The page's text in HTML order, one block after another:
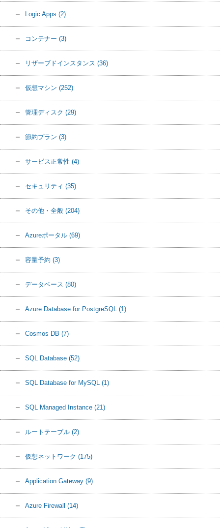
Logic Apps (2)
コンテナー (3)
リザーブドインスタンス (36)
仮想マシン (252)
管理ディスク (29)
節約プラン (3)
サービス正常性 (4)
セキュリティ (35)
その他・全般 (204)
Azureポータル (69)
容量予約 (3)
データベース (80)
Azure Database for PostgreSQL (1)
Cosmos DB (7)
SQL Database (52)
SQL Database for MySQL (1)
SQL Managed Instance (21)
ルートテーブル (2)
仮想ネットワーク (175)
Application Gateway (9)
Azure Firewall (14)